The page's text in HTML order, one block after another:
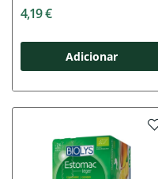
4,19 €
Adicionar